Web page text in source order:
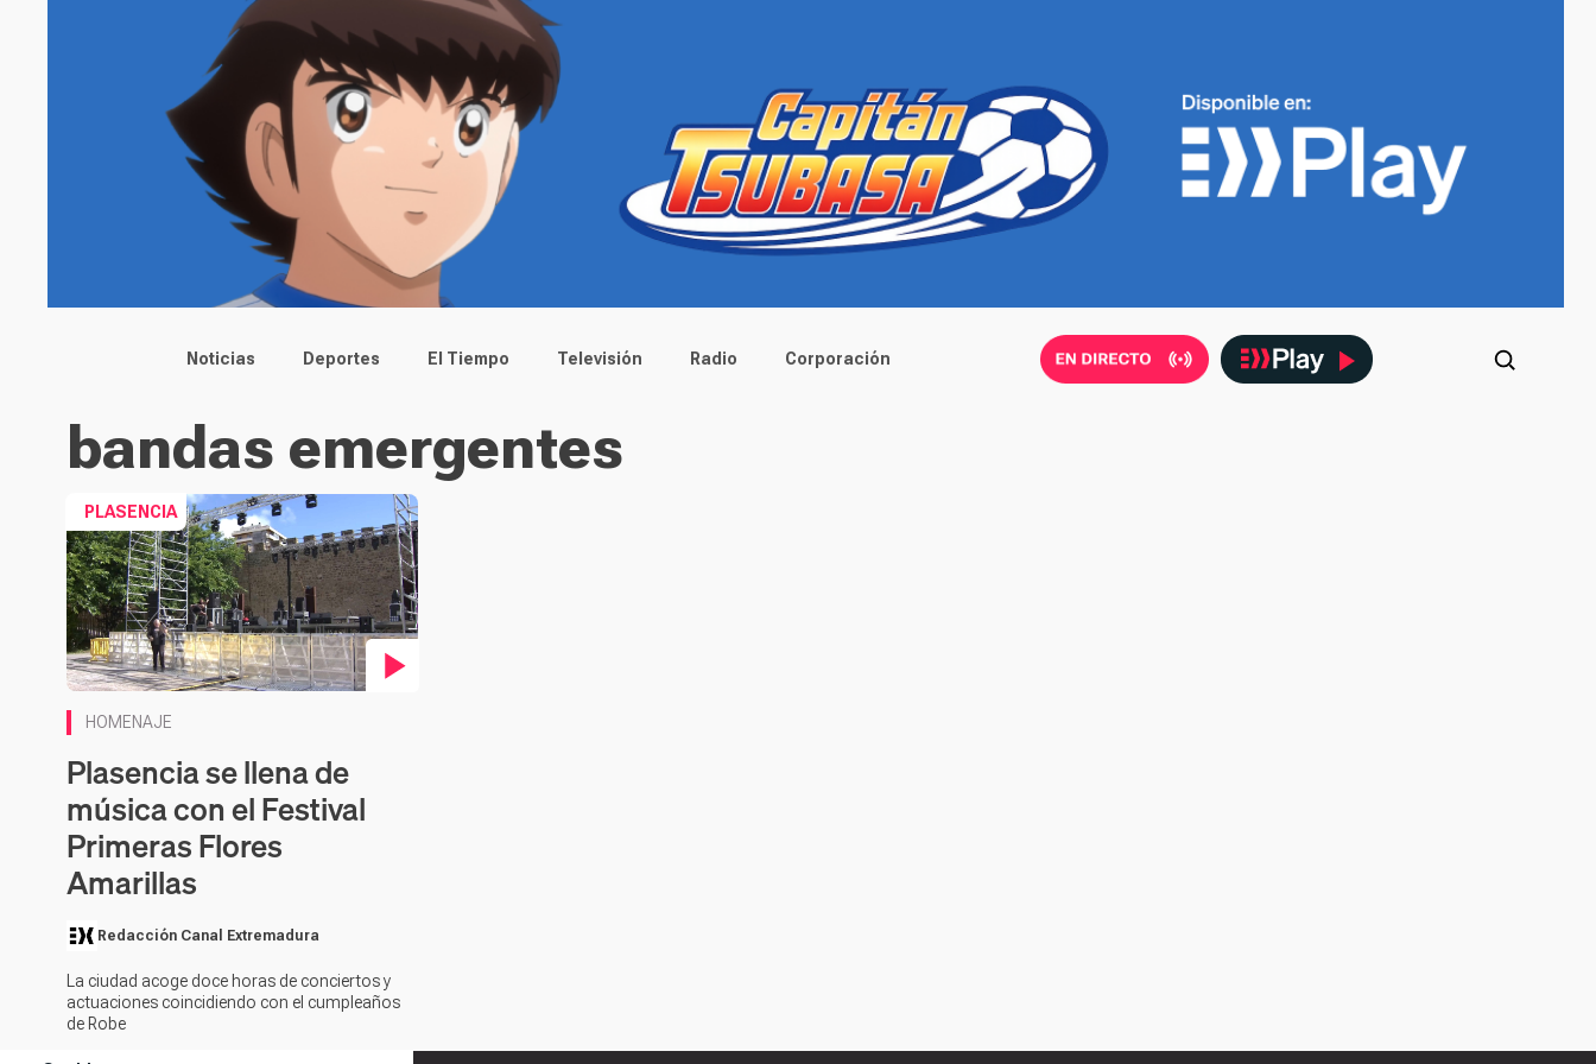
Main menu
Noticias Deportes El Tiempo Televisión Radio Corporación
bandas emergentes
PLASENCIA
HOMENAJE
Plasencia se llena de
música con el Festival
Primeras Flores
Amarillas
Redacción Canal Extremadura
La ciudad acoge doce horas de conciertos y
actuaciones coincidiendo con el cumpleaños
de Robe